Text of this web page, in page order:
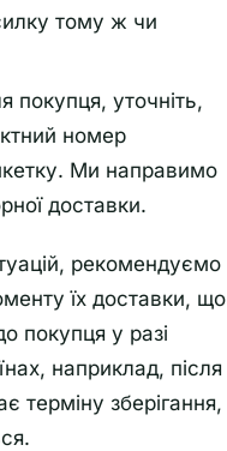
тому ж чи
покупця, уточніть,
номер
Ми направимо
доставки.
рекомендуємо
їх доставки, що
покупця у разі
наприклад, після
терміну зберігання,